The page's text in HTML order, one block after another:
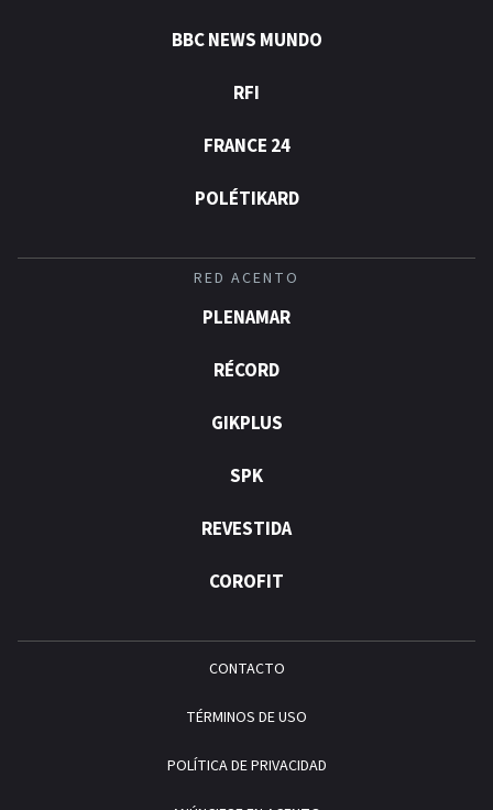
BBC NEWS MUNDO
RFI
FRANCE 24
POLÉTIKARD
RED ACENTO
PLENAMAR
RÉCORD
GIKPLUS
SPK
REVESTIDA
COROFIT
CONTACTO
TÉRMINOS DE USO
POLÍTICA DE PRIVACIDAD